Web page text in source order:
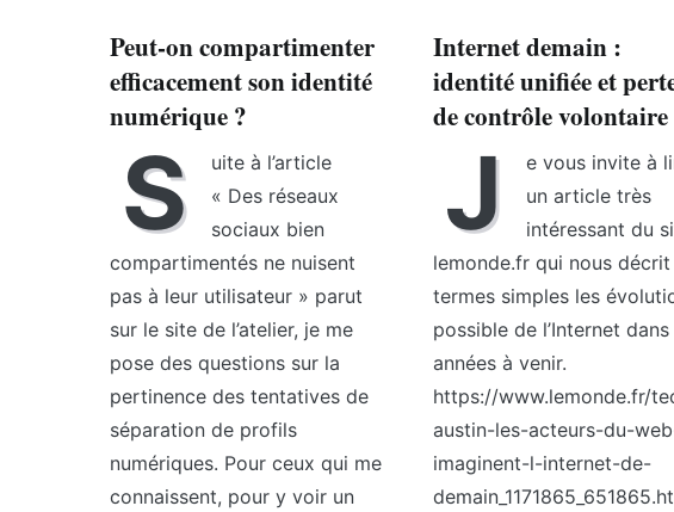
Peut-on compartimenter
efficacement son identité
numérique ?
S
uite à l’article
« Des réseaux
sociaux bien
compartimentés ne nuisent
pas à leur utilisateur » parut
sur le site de l’atelier, je me
pose des questions sur la
pertinence des tentatives de
séparation de profils
numériques. Pour ceux qui me
connaissent, pour y voir un
Internet demain :
identité unifiée et
de contrôle volontaire
J
e vous invite à
un article très
intéressant du
lemonde.fr qui nous décrit
termes simples les
possible de l’Internet dans
années à venir.
https://www.lemonde.fr/
austin-les-acteurs-du-
imaginent-l-internet-de-